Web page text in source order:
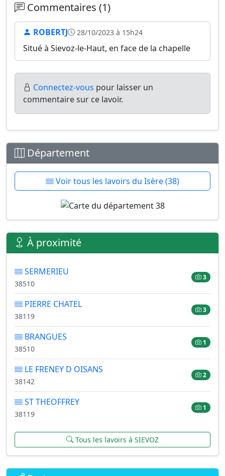
Commentaires (1)
ROBERTJ 28/10/2023 à 15h24
Situé à Sievoz-le-Haut, en face de la chapelle
Connectez-vous pour laisser un
commentaire sur ce lavoir.
Département
Voir tous les lavoirs du Isère (38)
À proximité
SERMERIEU
38510
3
PIERRE CHATEL
38119
3
BRANGUES
38510
1
LE FRENEY D OISANS
38142
2
ST THEOFFREY
38119
1
Tous les lavoirs à SIEVOZ